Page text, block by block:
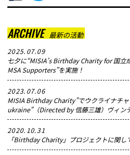
ARCHIVE 最新の活動
2025.07.09
七夕に“MISIA’s Birthday Charity for 国
MSA Supporters”を実施！
2023.07.06
MISIA Birthday Charity”でウクライナチ
ukraine”（Directed by 信藤三雄）ヴィン
2020.10.31
「Birthday Charity」プロジェクトに関し